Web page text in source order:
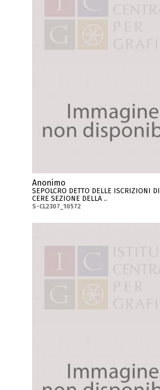
Anonimo
SEPOLCRO DETTO DELLE ISCRIZIONI DI
CERE SEZIONE DELLA ..
S-CL2307_10572